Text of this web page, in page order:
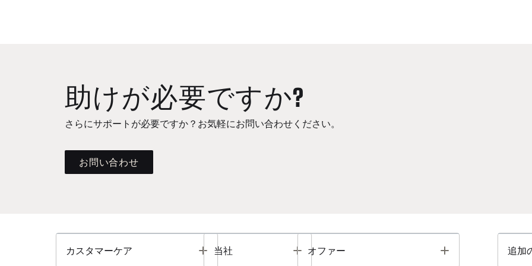
助けが必要ですか?
さらにサポートが必要ですか？お気軽にお問い合わせください。
お問い合わせ
カスタマーケア Toggle
当社 Toggle
オファー Toggle 追加